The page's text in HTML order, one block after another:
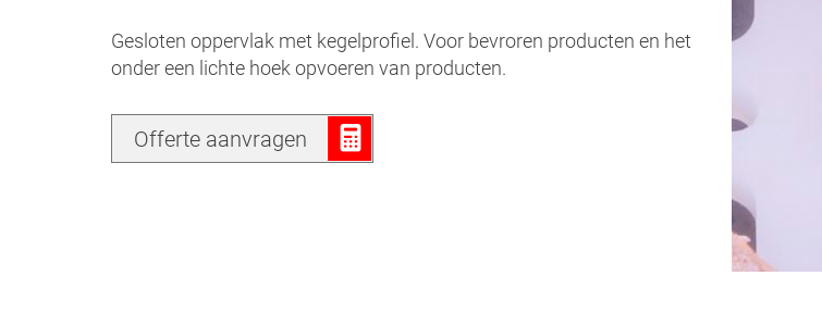
Gesloten oppervlak met kegelprofiel. Voor bevroren producten en het
onder een lichte hoek opvoeren van producten.
Offerte aanvragen